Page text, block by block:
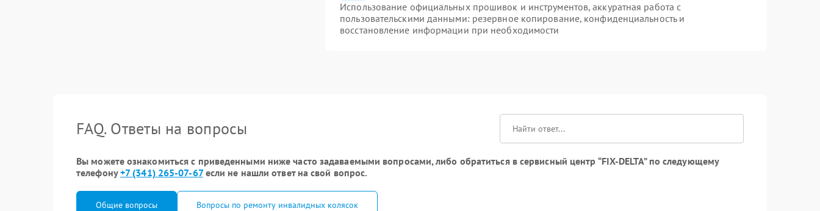
Использование официальных прошивок и инструментов, аккуратная работа с
пользовательскими данными: резервное копирование, конфиденциальность и
восстановление информации при необходимости
FAQ. Ответы на вопросы
Вы можете ознакомиться с приведенными ниже часто задаваемыми вопросами, либо обратиться в сервисный центр “FIX-DELTA” по следующему
телефону+7 (341) 265-07-67если не нашли ответ на свой вопрос.
Общие вопросы Вопросы по ремонту инвалидных колясок